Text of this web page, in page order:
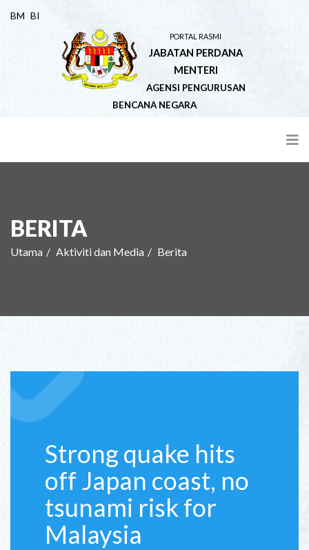
BM BI
PORTAL RASMI
JABATAN PERDANA
MENTERI
AGENSI PENGURUSAN
BENCANA NEGARA
BERITA
Utama Aktiviti dan Media Berita
Strong quake hits
off Japan coast, no
tsunami risk for
Malaysia